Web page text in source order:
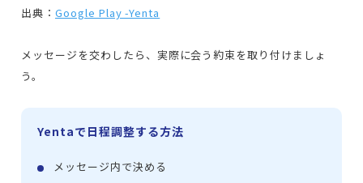
出典： Google Play -Yenta
メッセージを交わしたら、実際に会う約束を取り付けましょ
う。
Yentaで日程調整する方法
メッセージ内で決める